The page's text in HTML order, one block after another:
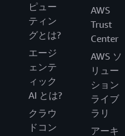
ピュー
ティン
グとは?
エージ
ェンテ
ィック
AI とは?
クラウ
ドコン
AWS
Trust
Center
AWS ソ
リュー
ション
ライブ
ラリ
アーキ